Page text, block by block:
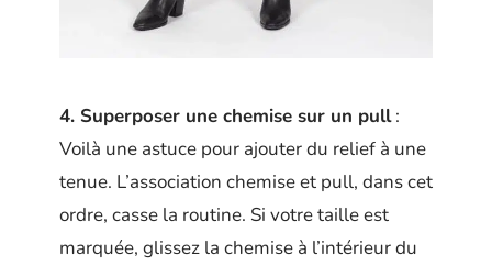
4. Superposer une chemise sur un pull:
Voilà une astuce pour ajouter du relief à une
tenue. L’association chemise et pull, dans cet
ordre, casse la routine. Si votre taille est
marquée, glissez la chemise à l’intérieur du